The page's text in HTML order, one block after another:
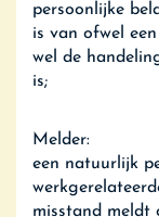
persoonlijke
is van ofwel
wel de
is;
Melder:
een natuurlijk
misstand meldt